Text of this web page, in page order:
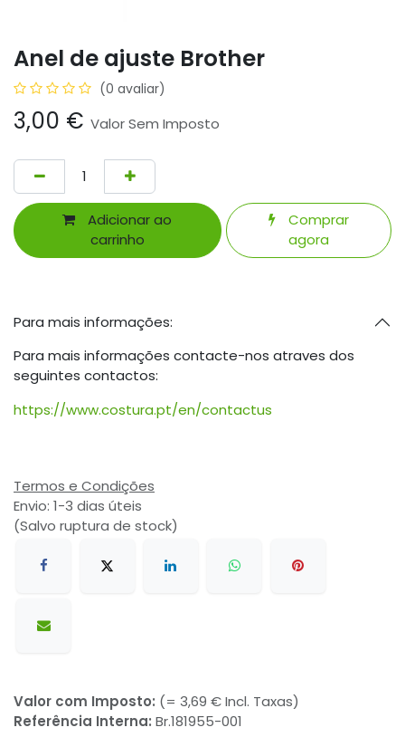
Anel de ajuste Brother
(0 avaliar)
3,00 € Valor Sem Imposto
Adicionar ao
carrinho
Comprar
agora
Para mais informações:
Para mais informações contacte-nos atraves dos
seguintes contactos:
https://www.costura.pt/en/contactus
Termos e Condições
Envio: 1-3 dias úteis
(Salvo ruptura de stock)
Valor com Imposto: (= 3,69 € Incl. Taxas)
Referência Interna: Br.181955-001